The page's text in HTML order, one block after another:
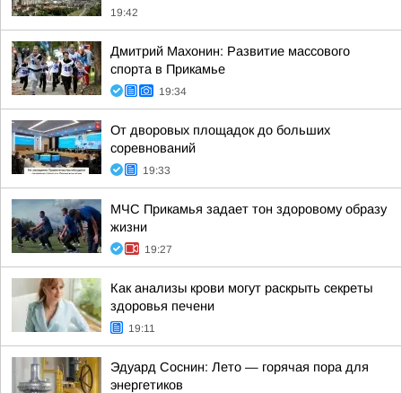
19:42
Дмитрий Махонин: Развитие массового
спорта в Прикамье
19:34
От дворовых площадок до больших
соревнований
19:33
МЧС Прикамья задает тон здоровому образу
жизни
19:27
Как анализы крови могут раскрыть секреты
здоровья печени
19:11
Эдуард Соснин: Лето — горячая пора для
энергетиков